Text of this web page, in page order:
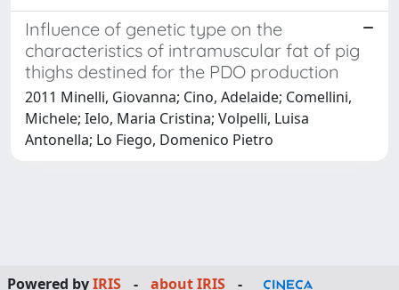
Influence of genetic type on the
characteristics of intramuscular fat of pig
thighs destined for the PDO production
2011 Minelli, Giovanna; Cino, Adelaide; Comellini,
Michele; Ielo, Maria Cristina; Volpelli, Luisa
Antonella; Lo Fiego, Domenico Pietro
Powered byIRIS - about IRIS -